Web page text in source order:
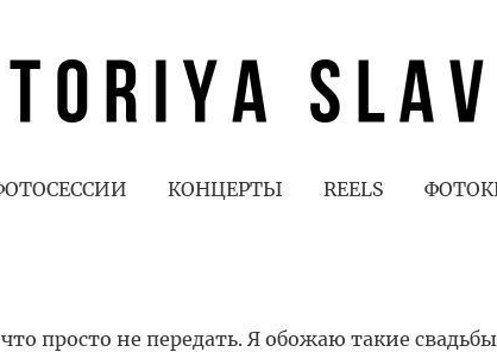
КОНЦЕРТЫ REELS
просто не передать. Я обожаю такие